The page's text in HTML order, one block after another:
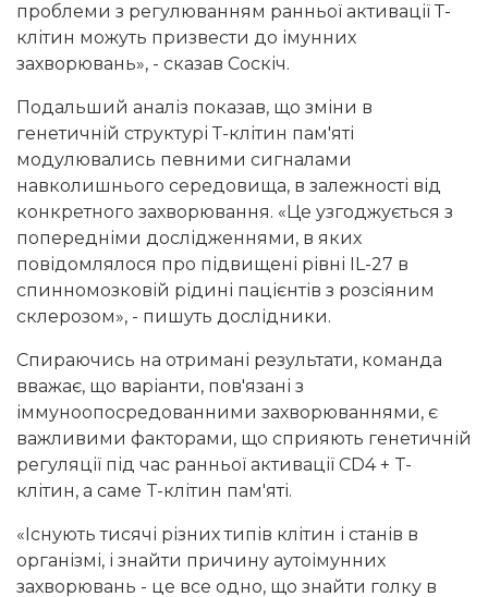
проблеми з регулюванням ранньої активації Т-
клітин можуть призвести до імунних
захворювань», - сказав Соскіч.
Подальший аналіз показав, що зміни в
генетичній структурі Т-клітин пам'яті
модулювались певними сигналами
навколишнього середовища, в залежності від
конкретного захворювання. «Це узгоджується з
попередніми дослідженнями, в яких
повідомлялося про підвищені рівні IL-27 в
спинномозковій рідині пацієнтів з розсіяним
склерозом», - пишуть дослідники.
Спираючись на отримані результати, команда
вважає, що варіанти, пов'язані з
іммуноопосредованними захворюваннями, є
важливими факторами, що сприяють генетичній
регуляції під час ранньої активації CD4 + T-
клітин, а саме T-клітин пам'яті.
«Існують тисячі різних типів клітин і станів в
організмі, і знайти причину аутоімунних
захворювань - це все одно, що знайти голку в